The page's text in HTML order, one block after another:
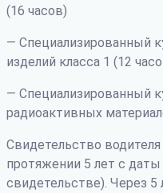
(16 часов)
— Специализированный
изделий класса 1 (12
— Специализированный
радиоактивных
Свидетельство
протяжении 5 лет с
свидетельстве). Через